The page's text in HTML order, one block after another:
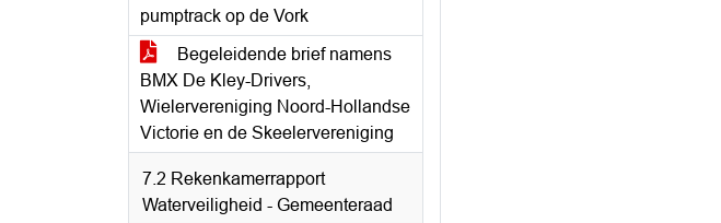
pumptrack op de Vork
Begeleidende brief namens
BMX De Kley-Drivers,
Wielervereniging Noord-Hollandse
Victorie en de Skeelervereniging
7.2 Rekenkamerrapport
Waterveiligheid - Gemeenteraad